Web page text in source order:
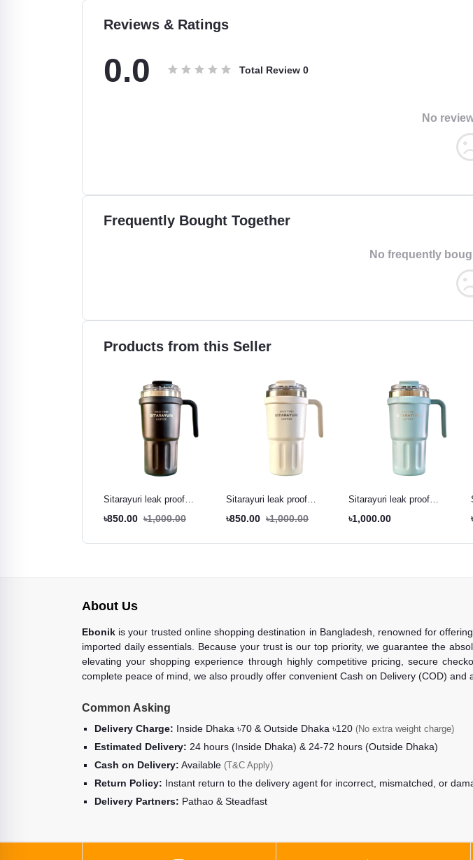
Reviews & Ratings
0.0 Total Review 0
No
Frequently Bought Together
No frequently
Products from this Seller
Sitarayuri leak proof
৳850.00 ৳1,000.00
Sitarayuri leak proof
600ml
৳850.00 ৳1,000.00
Sitarayuri leak proof
600ml
৳1,000.00
About Us
Ebonik is your trusted online shopping destination in Bangladesh, renowned for
imported daily essentials. Because your trust is our top priority, we guarantee the
elevating your shopping experience through highly competitive pricing, secure
complete peace of mind, we also proudly offer convenient Cash on Delivery (COD) and
Common Asking
Delivery Charge: Inside Dhaka ৳70 & Outside Dhaka ৳120 (No extra weight charge)
Estimated Delivery: 24 hours (Inside Dhaka) & 24-72 hours (Outside Dhaka)
Cash on Delivery: Available (T&C Apply)
Return Policy: Instant return to the delivery agent for incorrect, mismatched, or
Delivery Partners: Pathao & Steadfast